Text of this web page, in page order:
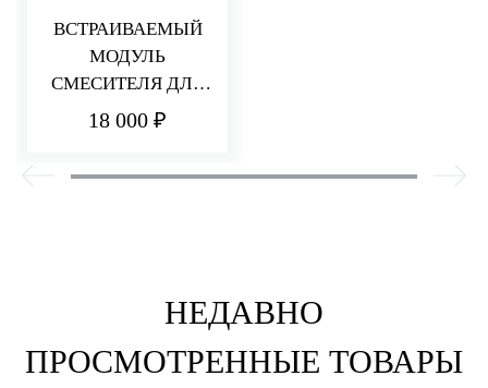
ВСТРАИВАЕМЫЙ
МОДУЛЬ
СМЕСИТЕЛЯ ДЛЯ
РАКОВИНЫ/ДУША
18 000 ₽
НЕДАВНО
ПРОСМОТРЕННЫЕ ТОВАРЫ